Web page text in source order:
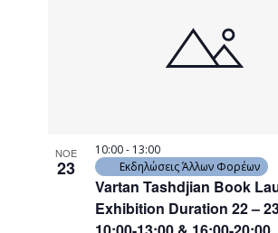
ΝΟΕ
23
Vartan Tashdjian Book
Exhibition Duration 22 –
10:00- 13:00
Εκδηλώσεις Άλλων Φορέων